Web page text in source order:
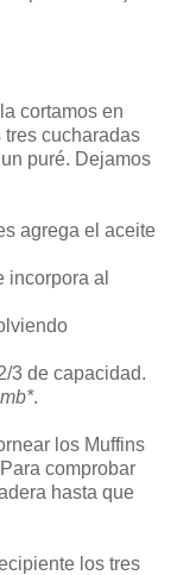
cortamos en
tres cucharadas
puré. Dejamos
agrega el aceite
incorpora al
3 de capacidad.
.
los Muffins
comprobar
hasta que
los tres